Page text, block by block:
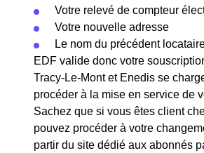
Votre relevé de compteur
Votre nouvelle adresse
Le nom du précédent
EDF valide donc votre
Tracy-Le-Mont et Enedis se
procéder à la mise en service de
Sachez que si vous êtes client
pouvez procéder à votre
partir du site dédié aux abonnés